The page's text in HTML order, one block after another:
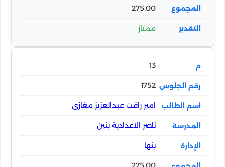
275.00
ممتاز
13
1752
امير رافت عبدالعزيز مغازى
ناصر الاعدادية بنين
بنها